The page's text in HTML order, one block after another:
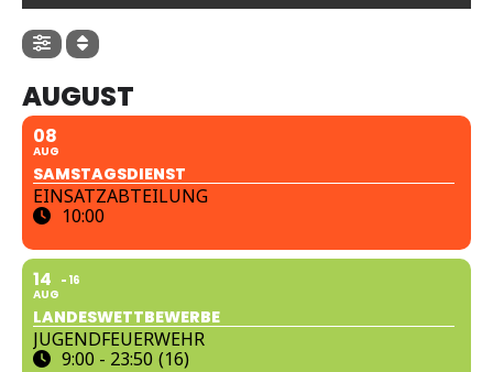
AUGUST
08
AUG
SAMSTAGSDIENST
EINSATZABTEILUNG
10:00
14
AUG
16
LANDESWETTBEWERBE
JUGENDFEUERWEHR
9:00 - 23:50 (16)